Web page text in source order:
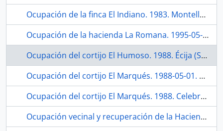
Ocupación de la finca El Indiano. 1983. Montellano (Sevilla, España)
Ocupación de la hacienda La Romana. 1995-05-01. Por el derecho al trabajo, SOC y CGT. Utrera (Sevilla, España)
Ocupación del cortijo El Humoso. 1988. Écija (Sevilla, España)
Ocupación del cortijo El Marqués. 1988-05-01. Celebración de una asamblea sobre la reforma agraria. Gilena (Sevilla, España)
Ocupación del cortijo El Marqués. 1988. Celebración del 1º de mayo. Gilena (Sevilla, España)
Ocupación vecinal y recuperación de la Hacienda Miraflores, en 1991-1993. 2021. Sevilla (España).